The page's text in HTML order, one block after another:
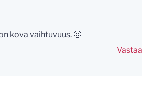
kova vaihtuvuus. 🙂
Vastaa